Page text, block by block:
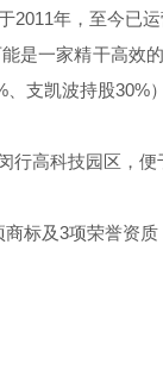
2011年，至今已
是一家精干高效
支凯波持股30%
行高科技园区，
标及3项荣誉资